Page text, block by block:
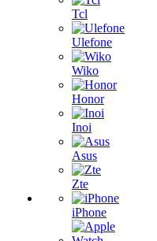
Tcl
Ulefone
Wiko
Honor
Inoi
Asus
Zte
iPhone